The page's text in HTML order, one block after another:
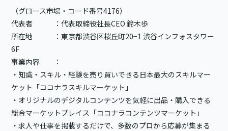
（グロース市場・コード番号4176）
代表者 ：代表取締役社長CEO 鈴木歩
所在地 ：東京都渋谷区桜丘町20−1 渋谷インフォスタワー
6F
事業内容 ：
・知識・スキル・経験を売り買いできる日本最大のスキルマー
ケット「ココナラスキルマーケット」
・オリジナルのデジタルコンテンツを気軽に出品・購入できる
総合マーケットプレイス「ココナラコンテンツマーケット」
・求人や仕事を掲載するだけで、多数のプロから応募が集まる